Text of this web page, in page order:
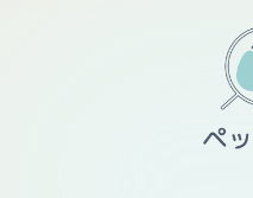
は２～３日に一回してました。 シャンプーは
るかしないかその時によ
毛にうんちがついてしま
期的にシャンプーをして
す。シャンプーの前に入
ッシングで取り切れなか
来そうですが、シャンプ
健康チェックをしていま
く、ケガもせず元気に過ごしていま
子猫なので声は小さいで
ますが、殆ど甘えたい時
きません。去勢する前は